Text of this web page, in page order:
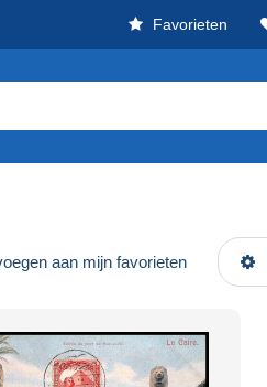
Favorieten
aan mijn favorieten